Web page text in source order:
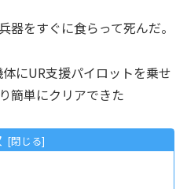
器をすぐに食らって死んだ。
にUR支援パイロットを乗せ
簡単にクリアできた